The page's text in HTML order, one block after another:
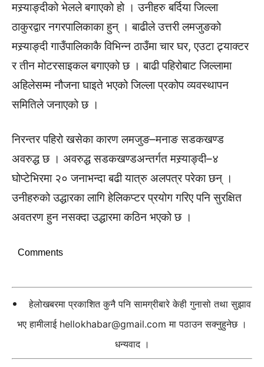
मस्र्याङ्दीको भेलले बगाएको हो । उनीहरु बर्दिया जिल्ला
ठाकुरद्वार नगरपालिकाका हुन् । बाढीले उत्तरी लमजुङको
मस्र्याङ्दी गाउँपालिकाकै विभिन्न ठाउँमा चार घर, एउटा ट्र्याक्टर
र तीन मोटरसाइकल बगाएको छ । बाढी पहिरोबाट जिल्लामा
अहिलेसम्म नौजना घाइते भएको जिल्ला प्रकोप व्यवस्थापन
समितिले जनाएको छ ।
निरन्तर पहिरो खसेका कारण लमजुङ–मनाङ सडकखण्ड
अवरुद्ध छ । अवरुद्ध सडकखण्डअन्तर्गत मस्र्याङ्दी–४
घोप्टेभिरमा २० जनाभन्दा बढी यात्रु अलपत्र परेका छन् ।
उनीहरुको उद्धारका लागि हेलिकप्टर प्रयोग गरिए पनि सुरक्षित
अवतरण हुन नसक्दा उद्धारमा कठिन भएको छ ।
Comments
हेलोखबरमा प्रकाशित कुनै पनि सामग्रीबारे केही गुनासो तथा सुझाव
भए हामीलाई hellokhabar@gmail.com मा पठाउन सक्नुहुनेछ ।
धन्यवाद ।